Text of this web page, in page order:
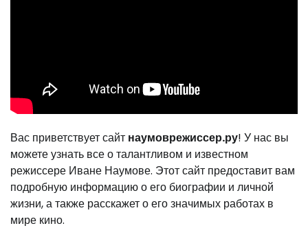
Вас приветствует сайт наумоврежиссер.ру! У нас вы
можете узнать все о талантливом и известном
режиссере Иване Наумове. Этот сайт предоставит вам
подробную информацию о его биографии и личной
жизни, а также расскажет о его значимых работах в
мире кино.